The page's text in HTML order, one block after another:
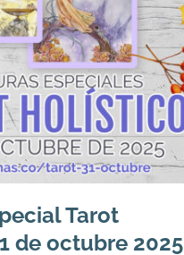
Tarot
de octubre 2025